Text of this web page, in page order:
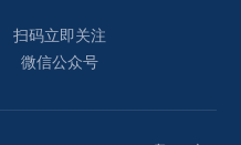
扫码立即关注
微信公众号